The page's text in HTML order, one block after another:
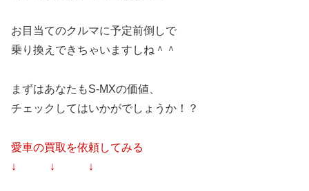
お目当てのクルマに予定前倒しで
乗り換えできちゃいますしね＾＾
まずはあなたもS-MXの価値、
チェックしてはいかがでしょうか！？
愛車の買取を依頼してみる
↓ ↓ ↓